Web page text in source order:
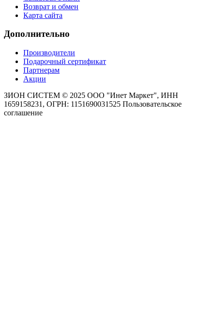
Возврат и обмен
Карта сайта
Дополнительно
Производители
Подарочный сертификат
Партнерам
Акции
ЗИОН СИСТЕМ © 2025 ООО "Инет Маркет", ИНН
1659158231, ОГРН: 1151690031525 Пользовательское
соглашение